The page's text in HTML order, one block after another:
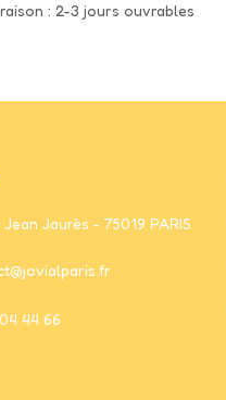
: 2-3 jours ouvrables
Jaurès - 75019 PARIS
44 66